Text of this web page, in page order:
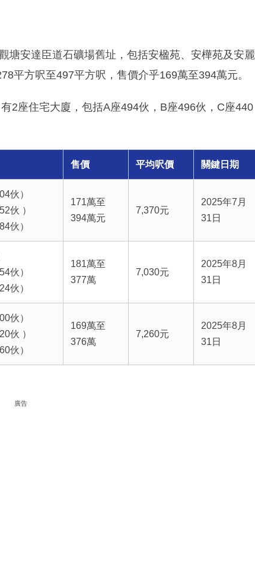
塘安達臣道石礦場舊址，包括安楹苑、安樺苑及安麗
平方呎至497平方呎，售價介乎169萬至394萬元。
2座住宅大廈，包括A座494伙，B座496伙，C座440
售價 平均呎價 關鍵日期
伙）
伙 ）
伙）
171萬至
394萬元
7,370元
2025年7月
31日
伙）
伙）
181萬至
377萬
7,030元
2025年8月
31日
伙）
伙 ）
伙）
169萬至
376萬
7,260元
2025年8月
31日
廣告